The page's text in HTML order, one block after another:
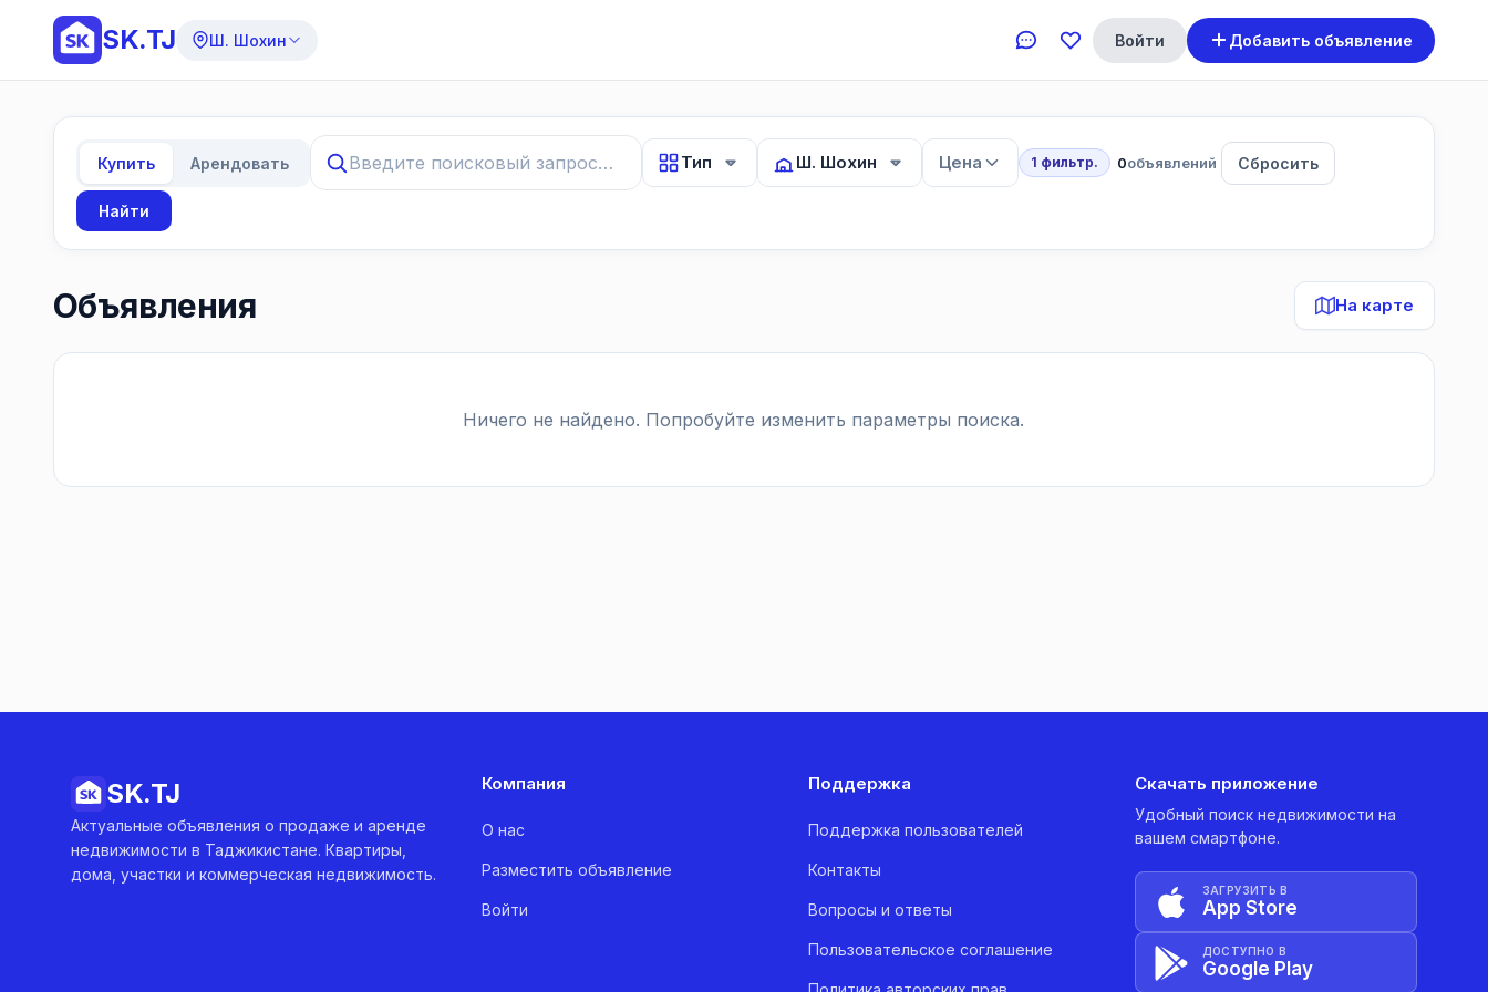
SK.TJ Ш. Шохин Войти Добавить объявление
Купить Арендовать Тип Ш. Шохин Цена 1 фильтр. 0объявлений Сбросить
Найти
Объявления На карте
Ничего не найдено. Попробуйте изменить параметры поиска.
SK.TJ
Актуальные объявления о продаже и аренде
недвижимости в Таджикистане. Квартиры,
дома, участки и коммерческая недвижимость.
Компания
О нас
Разместить объявление
Войти
Поддержка
Поддержка пользователей
Контакты
Вопросы и ответы
Пользовательское соглашение
Скачать приложение
Удобный поиск недвижимости на
вашем смартфоне.
ЗАГРУЗИТЬ В
App Store
ДОСТУПНО В
Google Play